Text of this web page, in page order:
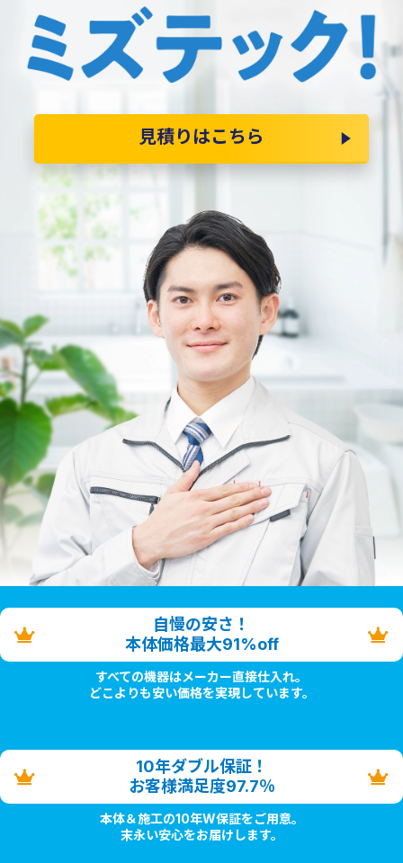
見積りはこちら
自慢の安さ！
本体価格最大91%off
すべての機器はメーカー直接仕入れ。
どこよりも安い価格を実現しています。
10年ダブル保証！
お客様満足度97.7％
本体＆施工の10年W保証をご用意。
末永い安心をお届けします。